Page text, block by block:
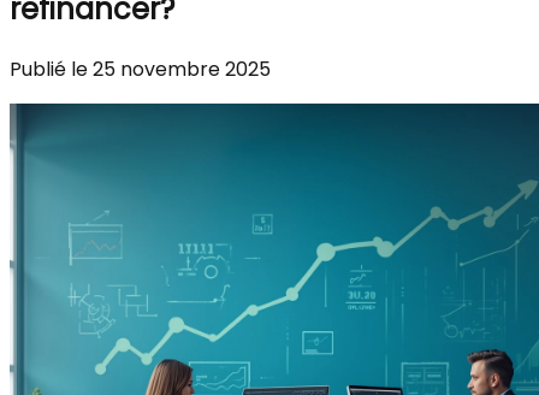
refinancer?
Publié le 25 novembre 2025